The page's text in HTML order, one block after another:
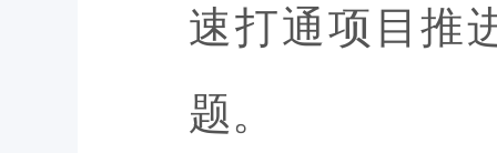
速打通项目推
题。